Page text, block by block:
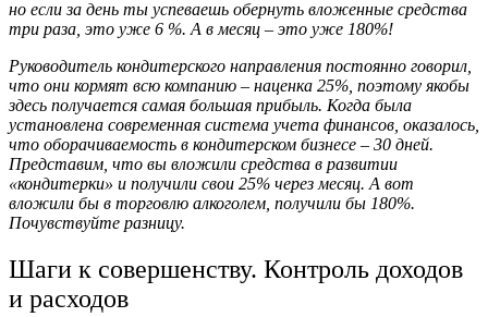
но если за день ты успеваешь обернуть вложенные средства
три раза, это уже 6 %. А в месяц – это уже 180%!
Руководитель кондитерского направления постоянно говорил,
что они кормят всю компанию – наценка 25%, поэтому якобы
здесь получается самая большая прибыль. Когда была
установлена современная система учета финансов, оказалось,
что оборачиваемость в кондитерском бизнесе – 30 дней.
Представим, что вы вложили средства в развитии
«кондитерки» и получили свои 25% через месяц. А вот
вложили бы в торговлю алкоголем, получили бы 180%.
Почувствуйте разницу.
Шаги к совершенству. Контроль доходов
и расходов